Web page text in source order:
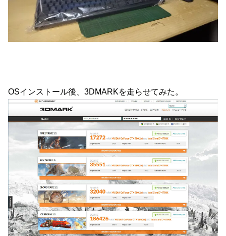
OSインストール後、3DMARKを走らせてみた。